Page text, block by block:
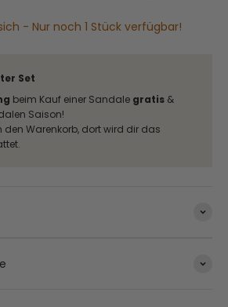
- Nur noch 1 Stück verfügbar!
Set
beim Kauf einer Sandale gratis &
Saison!
den Warenkorb, dort wird dir das